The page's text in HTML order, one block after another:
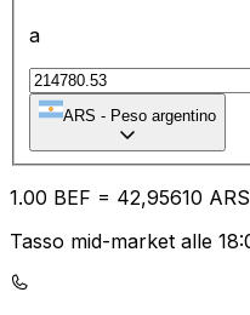
a
ARS - Peso argentino
1.00 BEF = 42,95610 ARS
Tasso mid-market alle